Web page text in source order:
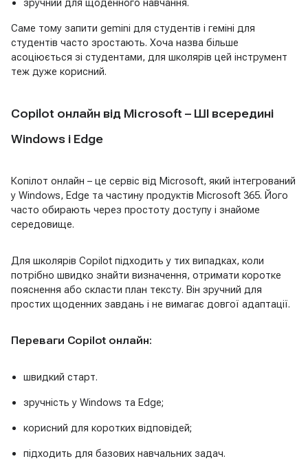
зручний для щоденного навчання.
Саме тому запити gemini для студентів і геміні для
студентів часто зростають. Хоча назва більше
асоціюється зі студентами, для школярів цей інструмент
теж дуже корисний.
Copilot онлайн від Microsoft – ШІ всередині
Windows і Edge
Копілот онлайн – це сервіс від Microsoft, який інтегрований
у Windows, Edge та частину продуктів Microsoft 365. Його
часто обирають через простоту доступу і знайоме
середовище.
Для школярів Copilot підходить у тих випадках, коли
потрібно швидко знайти визначення, отримати коротке
пояснення або скласти план тексту. Він зручний для
простих щоденних завдань і не вимагає довгої адаптації.
Переваги Copilot онлайн:
швидкий старт.
зручність у Windows та Edge;
корисний для коротких відповідей;
підходить для базових навчальних задач.